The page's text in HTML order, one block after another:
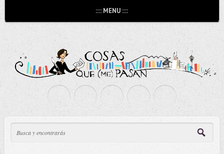
:::: MENU ::::